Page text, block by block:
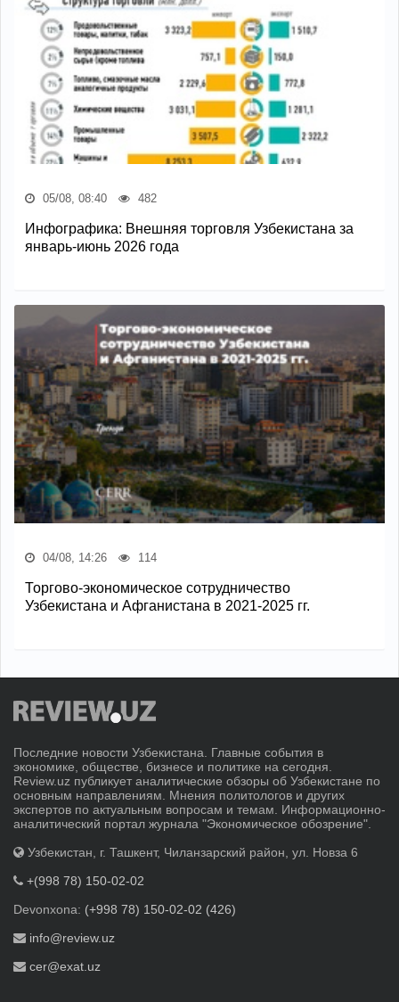
05/08, 08:40 482
Инфографика: Внешняя торговля Узбекистана за
январь-июнь 2026 года
04/08, 14:26 114
Торгово-экономическое сотрудничество
Узбекистана и Афганистана в 2021-2025 гг.
Последние новости Узбекистана. Главные события в
экономике, обществе, бизнесе и политике на сегодня.
Review.uz публикует аналитические обзоры об Узбекистане по
основным направлениям. Мнения политологов и других
экспертов по актуальным вопросам и темам. Информационно-
аналитический портал журнала "Экономическое обозрение".
Узбекистан, г. Ташкент, Чиланзарский район, ул. Новза 6
+(998 78) 150-02-02
Devonxona: (+998 78) 150-02-02 (426)
info@review.uz
cer@exat.uz